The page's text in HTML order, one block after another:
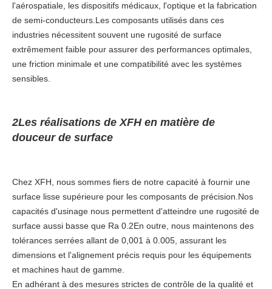
l'aérospatiale, les dispositifs médicaux, l'optique et la fabrication
de semi-conducteurs.Les composants utilisés dans ces
industries nécessitent souvent une rugosité de surface
extrêmement faible pour assurer des performances optimales,
une friction minimale et une compatibilité avec les systèmes
sensibles.
2Les réalisations de XFH en matière de
douceur de surface
Chez XFH, nous sommes fiers de notre capacité à fournir une
surface lisse supérieure pour les composants de précision.Nos
capacités d'usinage nous permettent d'atteindre une rugosité de
surface aussi basse que Ra 0.2En outre, nous maintenons des
tolérances serrées allant de 0,001 à 0.005, assurant les
dimensions et l'alignement précis requis pour les équipements
et machines haut de gamme.
En adhérant à des mesures strictes de contrôle de la qualité et